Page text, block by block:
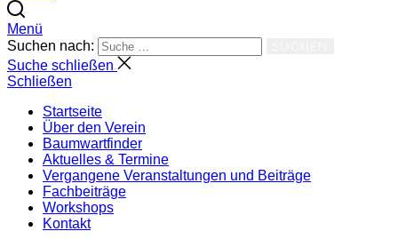
Menü
Suchen nach:
Suche schließen
Schließen
Startseite
Über den Verein
Baumwartfinder
Aktuelles & Termine
Vergangene Veranstaltungen und Beiträge
Fachbeiträge
Workshops
Kontakt